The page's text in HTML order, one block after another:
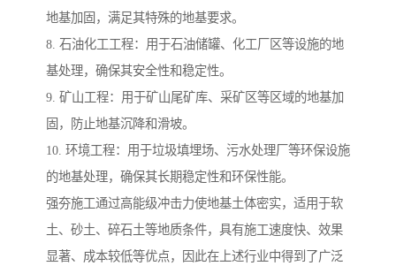
地基加固，满足其特殊的地基要求。
8. 石油化工工程：用于石油储罐、化工厂区等设施的地
基处理，确保其安全性和稳定性。
9. 矿山工程：用于矿山尾矿库、采矿区等区域的地基加
固，防止地基沉降和滑坡。
10. 环境工程：用于垃圾填埋场、污水处理厂等环保设施
的地基处理，确保其长期稳定性和环保性能。
强夯施工通过高能级冲击力使地基土体密实，适用于软
土、砂土、碎石土等地质条件，具有施工速度快、效果
显著、成本较低等优点，因此在上述行业中得到了广泛